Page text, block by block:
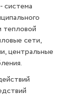
система
тепловой
сети,
центральные